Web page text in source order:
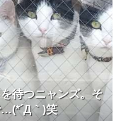
待つニャンズ。そ
…(*´Д｀)笑